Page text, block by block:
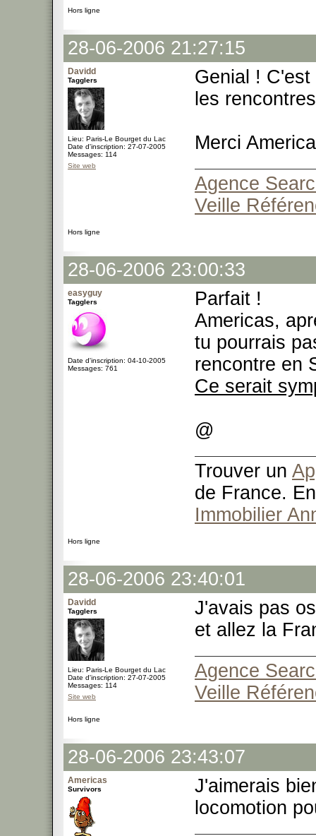
Hors ligne
28-06-2006 21:27:15
Davidd
Tagglers
Lieu: Paris-Le Bourget du Lac
Date d'inscription: 27-07-2005
Messages: 114
Site web
Genial !
les
Merci
Agence
Veille
Hors ligne
28-06-2006 23:00:33
easyguy
Tagglers
Date d'inscription: 04-10-2005
Messages: 761
Parfait !
Americas,
tu pourrais
rencontre en
Ce serait
@
Trouver un
de France.
Immobilier
Hors ligne
28-06-2006 23:40:01
Davidd
Tagglers
Lieu: Paris-Le Bourget du Lac
Date d'inscription: 27-07-2005
Messages: 114
Site web
J'avais pas
et allez la
Agence
Veille
Hors ligne
28-06-2006 23:43:07
Americas
Survivors
J'aimerais
locomotion